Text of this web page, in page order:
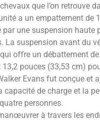
que l’on retrouve
a un empattement de
par une suspension haute
La suspension avant du
offre un débattement
pouces (33,53 cm)
Evans fut conçue et
capacité de charge et la
personnes.
à travers les